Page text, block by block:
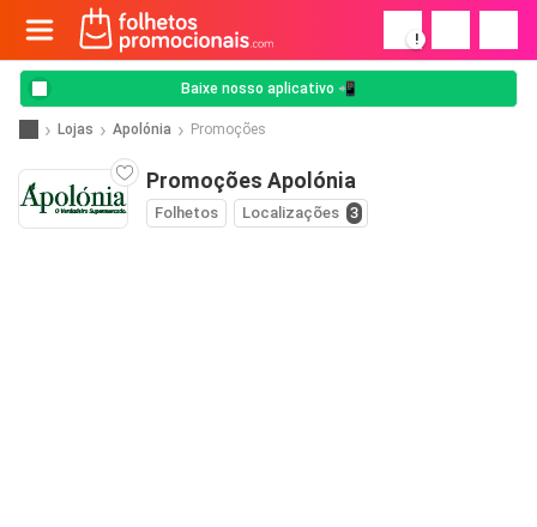
!
Baixe nosso aplicativo 📲
Lojas Apolónia Promoções
Promoções Apolónia
Folhetos Localizações 3